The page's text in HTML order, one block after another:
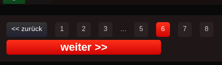
<< zurück 1 2 3 5 6 7 8
weiter >>